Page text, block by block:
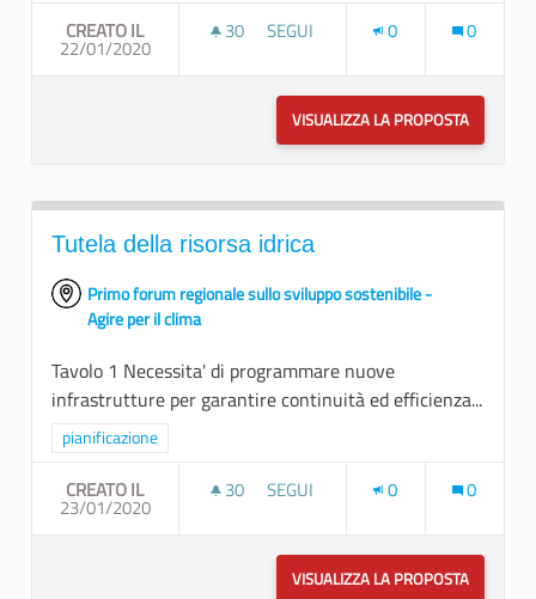
CREATO IL
22/01/2020
30 30 SOSTENITORI
SEGUI 0 0
VISUALIZZA LA PROPOSTA
Tutela della risorsa idrica
Primo forum regionale sullo sviluppo sostenibile -
Agire per il clima
Tavolo 1 Necessita' di programmare nuove
infrastrutture per garantire continuità ed efficienza...
Filtra i risultati per categoria: pianificazione
pianificazione
CREATO IL
23/01/2020
30 30 SOSTENITORI
SEGUI 0 0
VISUALIZZA LA PROPOSTA